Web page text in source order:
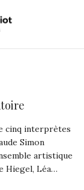
cinq interprètes
Simon
artistique
Hiegel, Léa…